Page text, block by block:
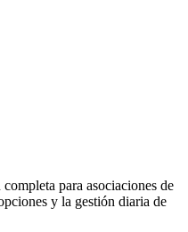
para asociaciones de
y la gestión diaria de